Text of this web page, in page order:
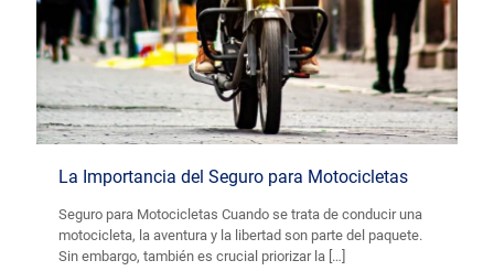
La Importancia del Seguro para Motocicletas
Seguro para Motocicletas Cuando se trata de conducir una
motocicleta, la aventura y la libertad son parte del paquete.
Sin embargo, también es crucial priorizar la […]